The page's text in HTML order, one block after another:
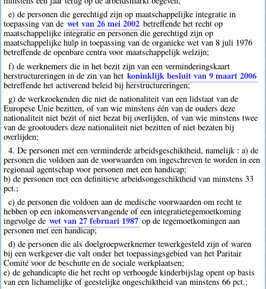
e) de personen die gerechtigd zijn op maatschappelijke integratie in
toepassing van de wet van 26 mei 2002 betreffende het recht op
maatschappelijke integratie en personen die gerechtigd zijn op
maatschappelijke hulp in toepassing van de organieke wet van 8 juli 1976
betreffende de openbare centra voor maatschappelijk welzijn;
f) de werknemers die in het bezit zijn van een verminderingskaart
herstructureringen in de zin van het koninklijk besluit van 9 maart 2006
betreffende het activerend beleid bij herstructureringen;
g) de werkzoekenden die niet de nationaliteit van een lidstaat van de
Europese Unie bezitten, of van wie minstens één van de ouders deze
nationaliteit niet bezit of niet bezat bij overlijden, of van wie minstens twee
van de grootouders deze nationaliteit niet bezitten of niet bezaten bij
overlijden;
4. De personen met een verminderde arbeidsgeschiktheid, namelijk : a) de
personen die voldoen aan de voorwaarden om ingeschreven te worden in een
regionaal agentschap voor personen met een handicap;
b) de personen met een definitieve arbeidsongeschiktheid van minstens 33
pct.;
c) de personen die voldoen aan de medische voorwaarden om recht te
hebben op een inkomensvervangende of een integratietegemoetkoming
ingevolge de wet van 27 februari 1987 op de tegemoetkomingen aan
personen met een handicap;
d) de personen die als doelgroepwerknemer tewerkgesteld zijn of waren
bij een werkgever die valt onder het toepassingsgebied van het Paritair
Comité voor de beschutte en de sociale werkplaatsen;
e) de gehandicapte die het recht op verhoogde kinderbijslag opent op basis
van een lichamelijke of geestelijke ongeschiktheid van minstens 66 pct.;